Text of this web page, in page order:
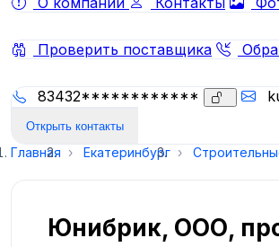
Проверить поставщика
83432************
Открыть контакты
Главная Екатеринбург
Юнибрик, ООО,